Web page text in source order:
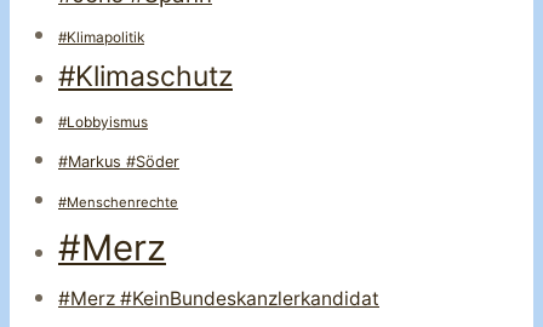
#Klimapolitik
#Klimaschutz
#Lobbyismus
#Markus #Söder
#Menschenrechte
#Merz
#Merz #KeinBundeskanzlerkandidat